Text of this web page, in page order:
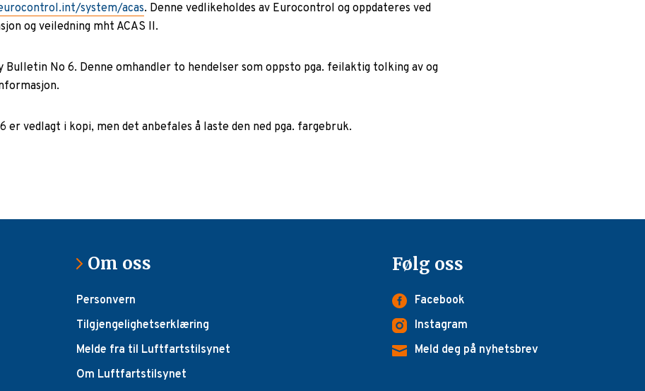
system/acas. Denne vedlikeholdes av Eurocontrol og oppdateres ved
og veiledning mht ACAS II.
No 6. Denne omhandler to hendelser som oppsto pga. feilaktig tolking av og
er vedlagt i kopi, men det anbefales å laste den ned pga. fargebruk.
Om oss
Personvern
Tilgjengelighetserklæring
Melde fra til Luftfartstilsynet
Om Luftfartstilsynet
Følg oss
Facebook
Instagram
Meld deg på nyhetsbrev